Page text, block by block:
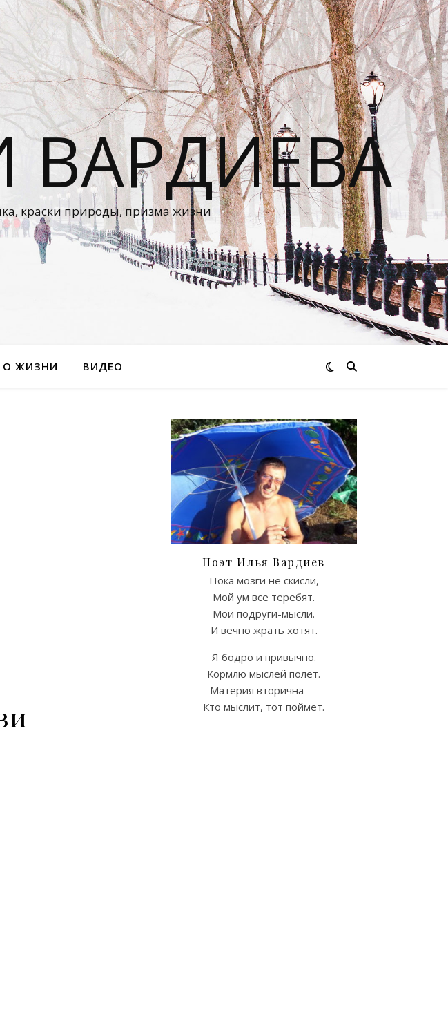
ВАРДИЕВА
краски природы, призма жизни
О ЖИЗНИ ВИДЕО
Поэт Илья Вардиев
Пока мозги не скисли,
Мой ум все теребят.
Мои подруги-мысли.
И вечно жрать хотят.
Я бодро и привычно.
Кормлю мыслей полёт.
Материя вторична —
Кто мыслит, тот поймет.